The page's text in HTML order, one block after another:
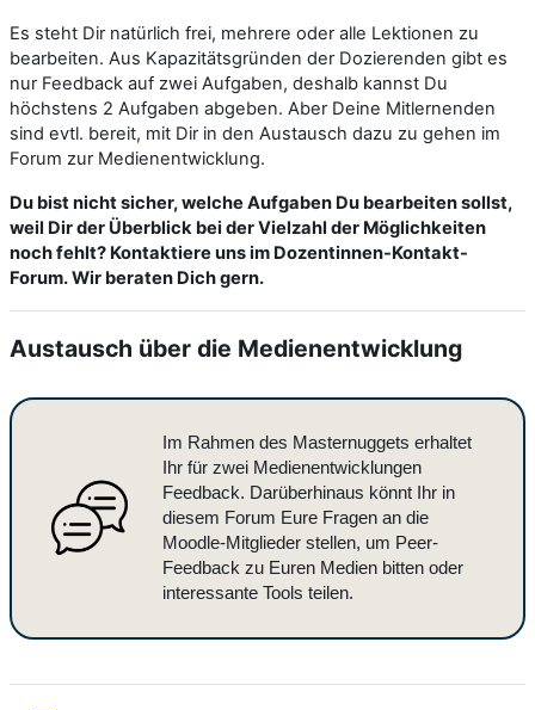
Es steht Dir natürlich frei, mehrere oder alle Lektionen zu
bearbeiten. Aus Kapazitätsgründen der Dozierenden gibt es
nur Feedback auf zwei Aufgaben, deshalb kannst Du
höchstens 2 Aufgaben abgeben. Aber Deine Mitlernenden
sind evtl. bereit, mit Dir in den Austausch dazu zu gehen im
Forum zur Medienentwicklung.
Du bist nicht sicher, welche Aufgaben Du bearbeiten sollst,
weil Dir der Überblick bei der Vielzahl der Möglichkeiten
noch fehlt? Kontaktiere uns im Dozentinnen-Kontakt-
Forum. Wir beraten Dich gern.
Austausch über die Medienentwicklung
Im Rahmen des Masternuggets erhaltet
Ihr für zwei Medienentwicklungen
Feedback. Darüberhinaus könnt Ihr in
diesem Forum Eure Fragen an die
Moodle-Mitglieder stellen, um Peer-
Feedback zu Euren Medien bitten oder
interessante Tools teilen.